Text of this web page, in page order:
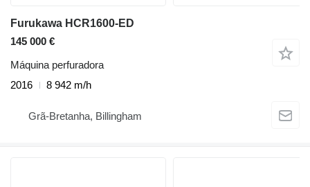
Furukawa HCR1600-ED
145 000 €
Máquina perfuradora
2016
8 942 m/h
Grã-Bretanha, Billingham